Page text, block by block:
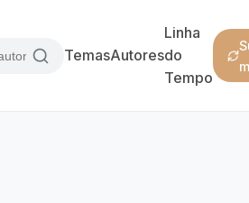
TemasAutores
Linha
do
Tempo